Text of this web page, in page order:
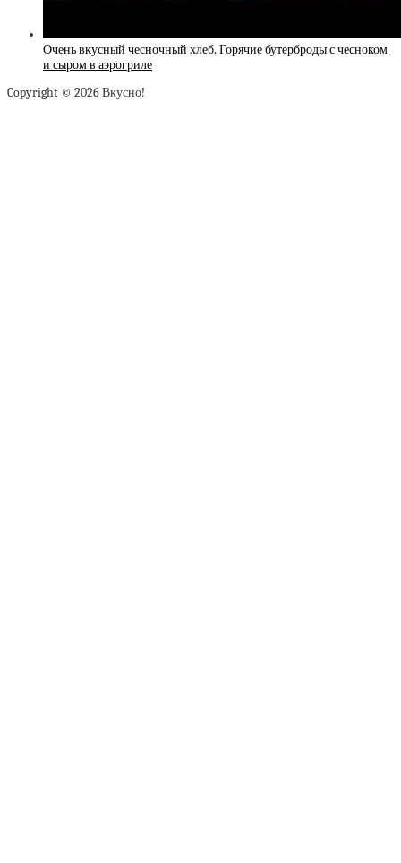
Очень вкусный чесночный хлеб. Горячие бутерброды с чесноком
и сыром в аэрогриле
Copyright © 2026 Вкусно!